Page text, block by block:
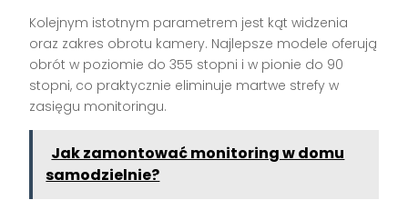
Kolejnym istotnym parametrem jest kąt widzenia
oraz zakres obrotu kamery. Najlepsze modele oferują
obrót w poziomie do 355 stopni i w pionie do 90
stopni, co praktycznie eliminuje martwe strefy w
zasięgu monitoringu.
Jak zamontować monitoring w domu
samodzielnie?